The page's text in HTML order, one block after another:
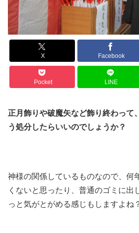
X Facebook
Pocket LINE
正月飾りや破魔矢など飾り終わって
う処分したらいいのでしょうか？
神様の関係しているものなので、何
くないと思ったり、普通のゴミに出
っと気がとがめる感じもしますよね